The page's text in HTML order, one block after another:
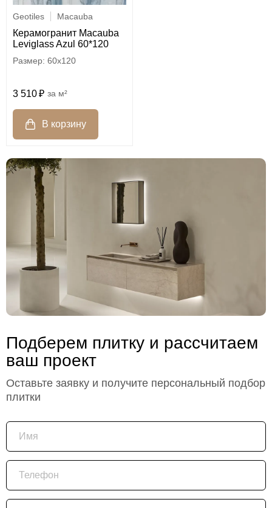
Geotiles Macauba
Керамогранит Macauba
Leviglass Azul 60*120
60x120
3 510 м²
Подберем плитку и рассчитаем
ваш проект
Оставьте заявку и получите персональный подбор
плитки
Имя
Телефон
Email (необязательно)